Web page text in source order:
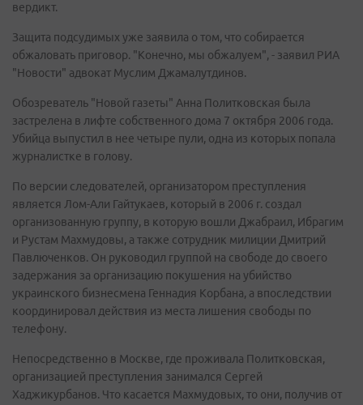
вердикт.
Защита подсудимых уже заявила о том, что собирается
обжаловать приговор. "Конечно, мы обжалуем", - заявил РИА
"Новости" адвокат Муслим Джамалутдинов.
Обозреватель "Новой газеты" Анна Политковская была
застрелена в лифте собственного дома 7 октября 2006 года.
Убийца выпустил в нее четыре пули, одна из которых попала
журналистке в голову.
По версии следователей, организатором преступления
является Лом-Али Гайтукаев, который в 2006 г. создал
организованную группу, в которую вошли Джабраил, Ибрагим
и Рустам Махмудовы, а также сотрудник милиции Дмитрий
Павлюченков. Он руководил группой на свободе до своего
задержания за организацию покушения на убийство
украинского бизнесмена Геннадия Корбана, а впоследствии
координировал действия из места лишения свободы по
телефону.
Непосредственно в Москве, где проживала Политковская,
организацией преступления занимался Сергей
Хаджикурбанов. Что касается Махмудовых, то они, получив от